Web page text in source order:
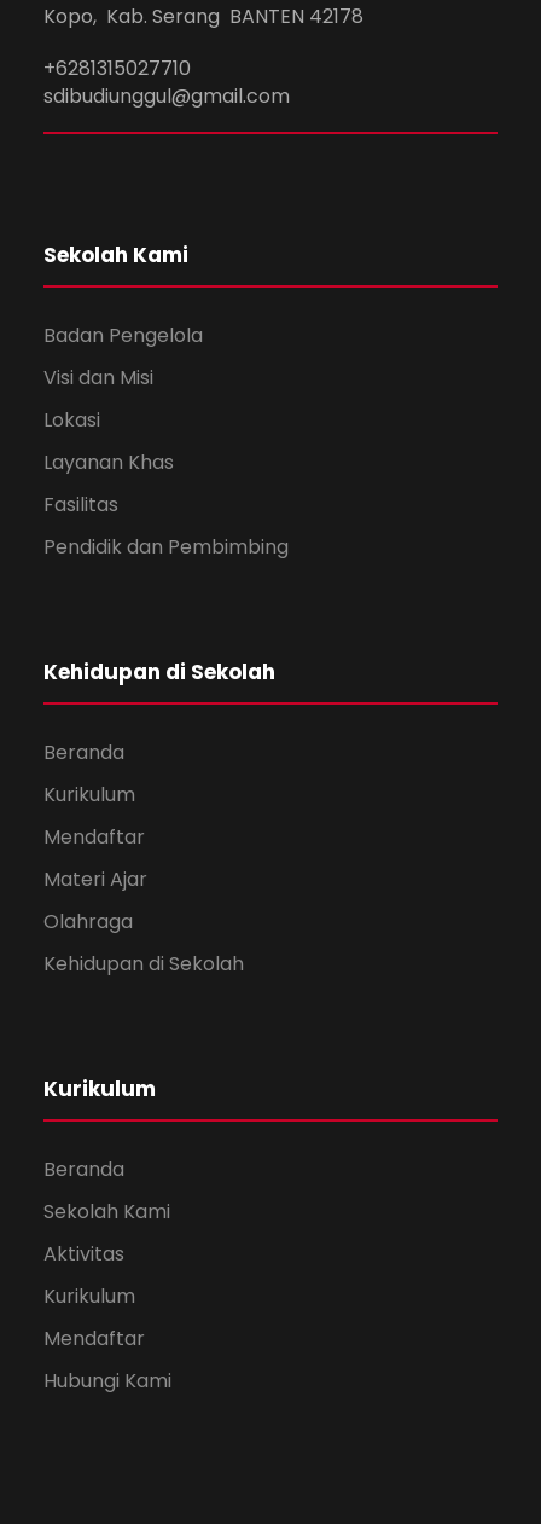
Kopo, Kab. Serang BANTEN 42178
+6281315027710
sdibudiunggul@gmail.com
Sekolah Kami
Badan Pengelola
Visi dan Misi
Lokasi
Layanan Khas
Fasilitas
Pendidik dan Pembimbing
Kehidupan di Sekolah
Beranda
Kurikulum
Mendaftar
Materi Ajar
Olahraga
Kehidupan di Sekolah
Kurikulum
Beranda
Sekolah Kami
Aktivitas
Kurikulum
Mendaftar
Hubungi Kami